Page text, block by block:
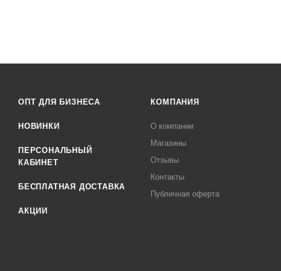
ОПТ ДЛЯ БИЗНЕСА
НОВИНКИ
ПЕРСОНАЛЬНЫЙ
КАБИНЕТ
БЕСПЛАТНАЯ ДОСТАВКА
АКЦИИ
КОМПАНИЯ
О компании
Магазины
Отзывы
Контакты
Публичная оферта